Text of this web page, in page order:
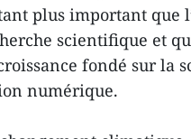
plus important que
scientifique et
fondé sur la
numérique.